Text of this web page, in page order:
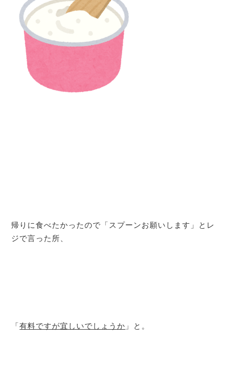
帰りに食べたかったので「スプーンお願いします」とレ
ジで言った所、
「有料ですが宜しいでしょうか 」と。